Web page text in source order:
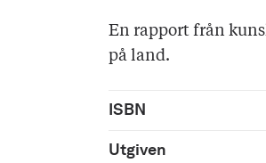
En rapport från
på land.
ISBN
Utgiven